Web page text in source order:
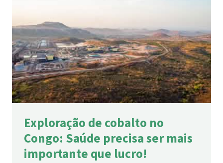
Exploração de cobalto no
Congo: Saúde precisa ser mais
importante que lucro!